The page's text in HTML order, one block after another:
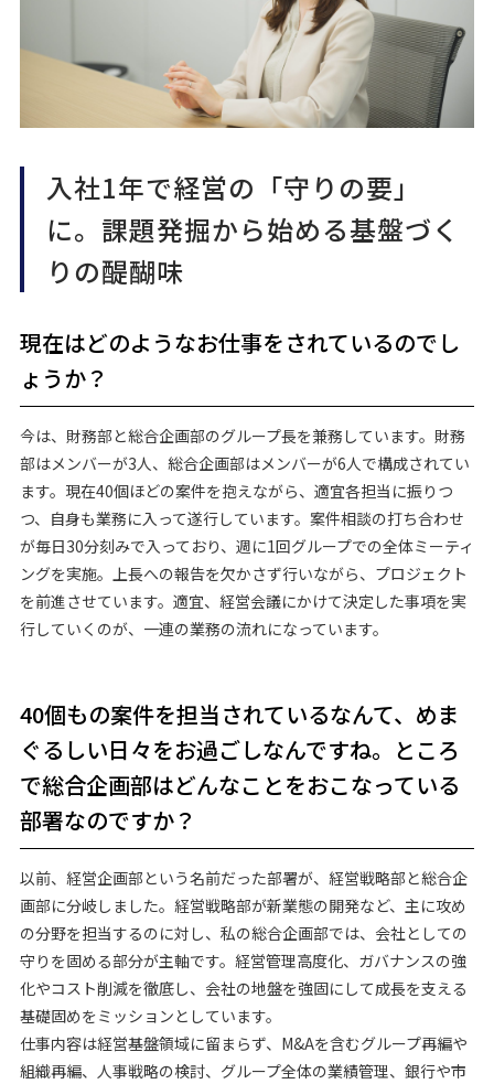
入社1年で経営の「守りの要」
に。課題発掘から始める基盤づく
りの醍醐味
現在はどのようなお仕事をされているのでし
ょうか？
今は、財務部と総合企画部のグループ長を兼務しています。財務
部はメンバーが3人、総合企画部はメンバーが6人で構成されてい
ます。現在40個ほどの案件を抱えながら、適宜各担当に振りつ
つ、自身も業務に入って遂行しています。案件相談の打ち合わせ
が毎日30分刻みで入っており、週に1回グループでの全体ミーティ
ングを実施。上長への報告を欠かさず行いながら、プロジェクト
を前進させています。適宜、経営会議にかけて決定した事項を実
行していくのが、一連の業務の流れになっています。
40個もの案件を担当されているなんて、めま
ぐるしい日々をお過ごしなんですね。ところ
で総合企画部はどんなことをおこなっている
部署なのですか？
以前、経営企画部という名前だった部署が、経営戦略部と総合企
画部に分岐しました。経営戦略部が新業態の開発など、主に攻め
の分野を担当するのに対し、私の総合企画部では、会社としての
守りを固める部分が主軸です。経営管理高度化、ガバナンスの強
化やコスト削減を徹底し、会社の地盤を強固にして成長を支える
基礎固めをミッションとしています。
仕事内容は経営基盤領域に留まらず、M&Aを含むグループ再編や
組織再編、人事戦略の検討、グループ全体の業績管理、銀行や市